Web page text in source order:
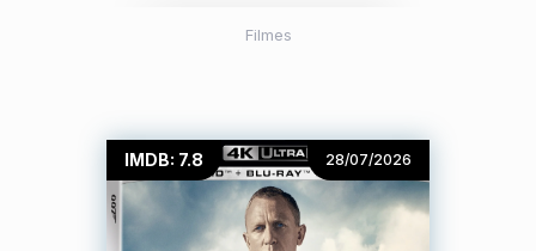
Filmes
IMDB: 7.8 28/07/2026